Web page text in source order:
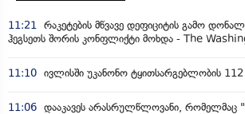
11:21 რაკეტების მწვავე დეფიციტის გამო
ჰეგსეთს შორის კონფლიქტი მოხდა - The
11:10 ივლისში უკანონო ტყითსარგებლობის
11:06 დააკავეს არასრულწლოვანი, რომელმაც